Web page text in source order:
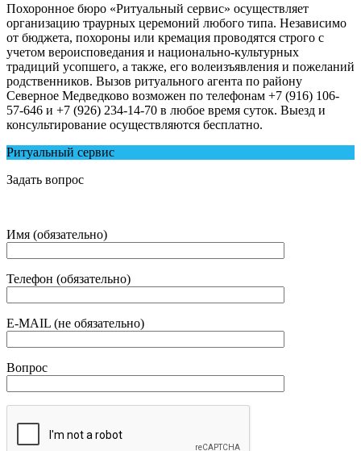
Похоронное бюро «Ритуальный сервис» осуществляет
организацию траурных церемоний любого типа. Независимо
от бюджета, похороны или кремация проводятся строго с
учетом вероисповедания и национально-культурных
традиций усопшего, а также, его волеизъявления и пожеланий
родственников. Вызов ритуального агента по району
Северное Медведково возможен по телефонам +7 (916) 106-
57-646 и +7 (926) 234-14-70 в любое время суток. Выезд и
консультирование осуществляются бесплатно.
Ритуальный сервис
Задать вопрос
Имя (обязательно)
Телефон (обязательно)
E-MAIL (не обязательно)
Вопрос